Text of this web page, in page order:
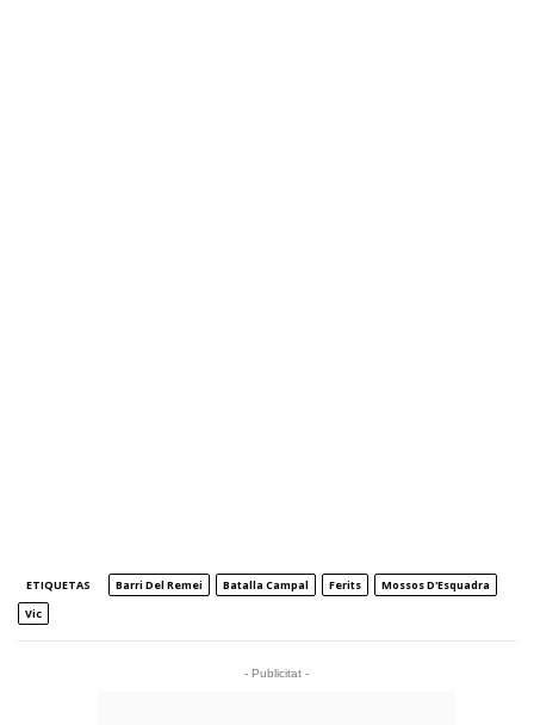
ETIQUETAS Barri Del Remei Batalla Campal Ferits
Mossos D'Esquadra
Vic
- Publicitat -